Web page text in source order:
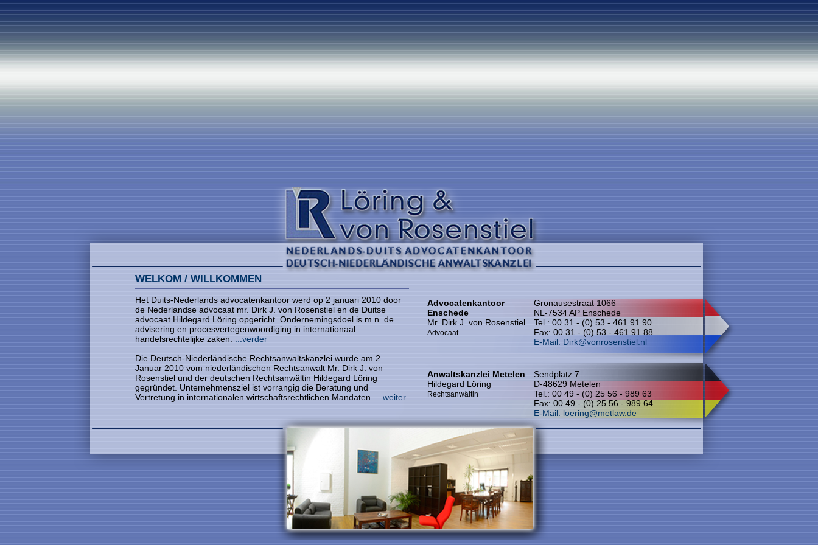
WELKOM / WILLKOMMEN
Het Duits-Nederlands advocatenkantoor werd op 2 januari 2010 door
de Nederlandse advocaat mr. Dirk J. von Rosenstiel en de Duitse
advocaat Hildegard Löring opgericht. Ondernemingsdoel is m.n. de
advisering en procesvertegenwoordiging in internationaal
handelsrechtelijke zaken.
...verder
Die Deutsch-Niederländische Rechtsanwaltskanzlei wurde am 2.
Januar 2010 vom niederländischen Rechtsanwalt Mr. Dirk J. von
Rosenstiel und der deutschen Rechtsanwältin Hildegard Löring
gegründet. Unternehmensziel ist vorrangig die Beratung und
Vertretung in internationalen wirtschaftsrechtlichen Mandaten.
...weiter
Advocatenkantoor
Enschede
Mr. Dirk J. von Rosenstiel
Advocaat
Anwaltskanzlei Metelen
Hildegard Löring
Rechtsanwältin
Gronausestraat 1066
NL-7534 AP Enschede
Tel.: 00 31 - (0) 53 - 461 91 90
Fax: 00 31 - (0) 53 - 461 91 88
E-Mail: Dirk@vonrosenstiel.nl
Sendplatz 7
D-48629 Metelen
Tel.: 00 49 - (0) 25 56 - 989 63
Fax: 00 49 - (0) 25 56 - 989 64
E-Mail: loering@metlaw.de